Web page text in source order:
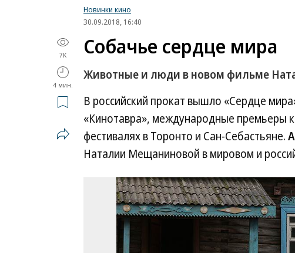
Новинки кино
30.09.2018, 16:40
7K
4 мин.
Собачье сердце мира
Животные и люди в новом фильме
В российский прокат вышло «Сердце
«Кинотавра», международные премьеры
фестивалях в Торонто и Сан-Себастьяне.
Наталии Мещаниновой в мировом и